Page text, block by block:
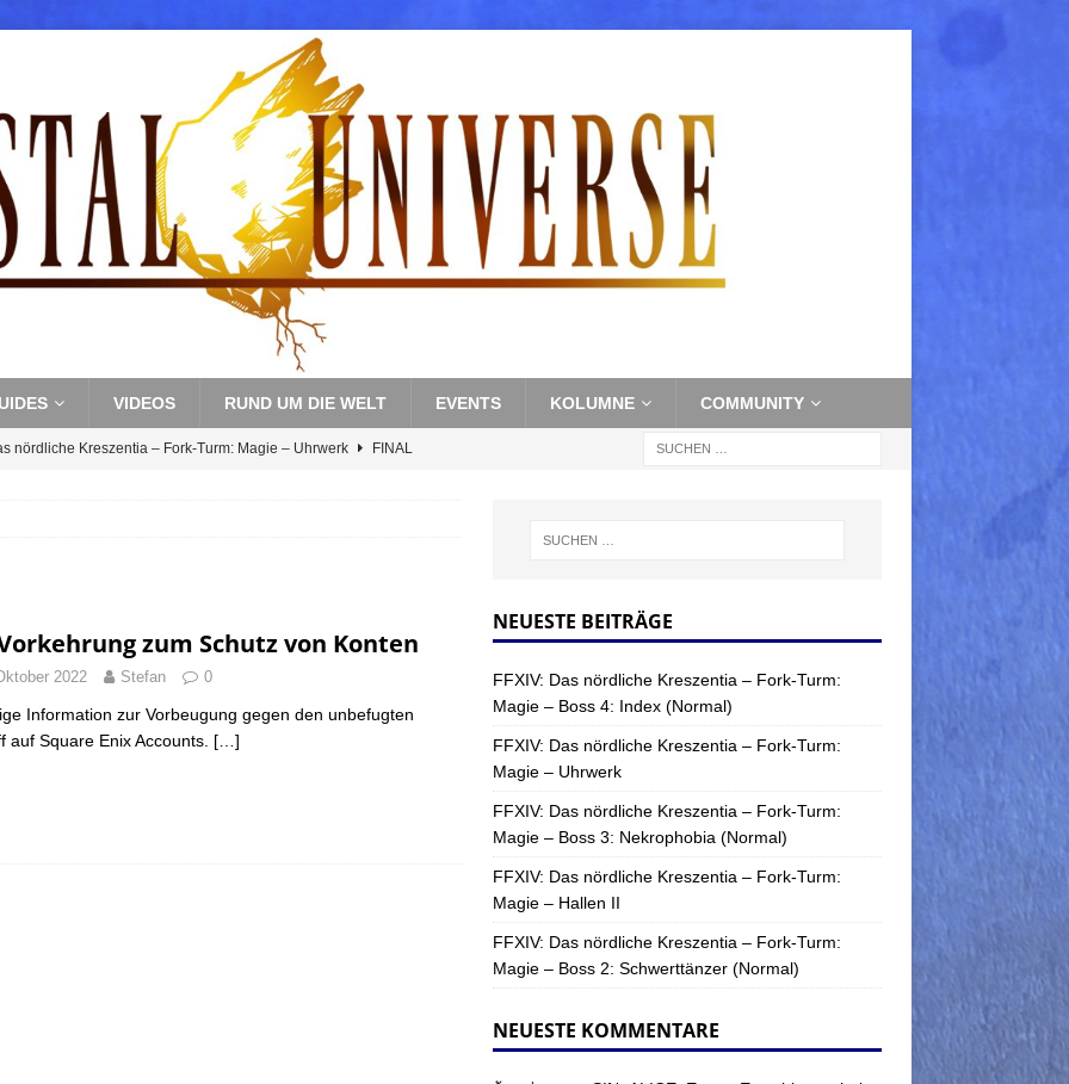
VIDEOS RUND UM DIE WELT EVENTS KOLUMNE COMMUNITY
nördliche Kreszentia – Fork-Turm: Magie – Uhrwerk FINAL
Vorkehrung zum Schutz von Konten
2022 Stefan 0
Information zur Vorbeugung gegen den unbefugten
auf Square Enix Accounts. […]
NEUESTE BEITRÄGE
FFXIV: Das nördliche Kreszentia – Fork-Turm:
Magie – Boss 4: Index (Normal)
FFXIV: Das nördliche Kreszentia – Fork-Turm:
Magie – Uhrwerk
FFXIV: Das nördliche Kreszentia – Fork-Turm:
Magie – Boss 3: Nekrophobia (Normal)
FFXIV: Das nördliche Kreszentia – Fork-Turm:
Magie – Hallen II
FFXIV: Das nördliche Kreszentia – Fork-Turm:
Magie – Boss 2: Schwerttänzer (Normal)
NEUESTE KOMMENTARE